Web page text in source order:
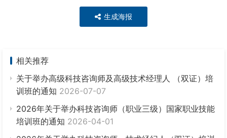
生成海报
相关推荐
关于举办高级科技咨询师及高级技术经理人 （双证）培
训班的通知 2026-07-07
2026年关于举办科技咨询师（职业三级）国家职业技能
培训班的通知 2026-04-01